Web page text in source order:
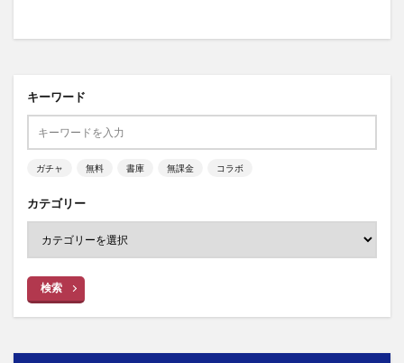
キーワード
ガチャ 無料 書庫 無課金 コラボ
カテゴリー
検索